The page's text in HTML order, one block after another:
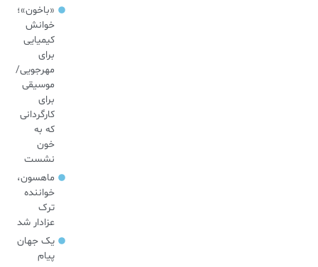
«باخون»‌؛
خوانش
کیمیایی
برای
مهرجویی/
موسیقی
برای
کارگردانی
که به
خون
نشست
ماهسون،
خواننده
ترک
عزادار شد
یک جهان
پیام